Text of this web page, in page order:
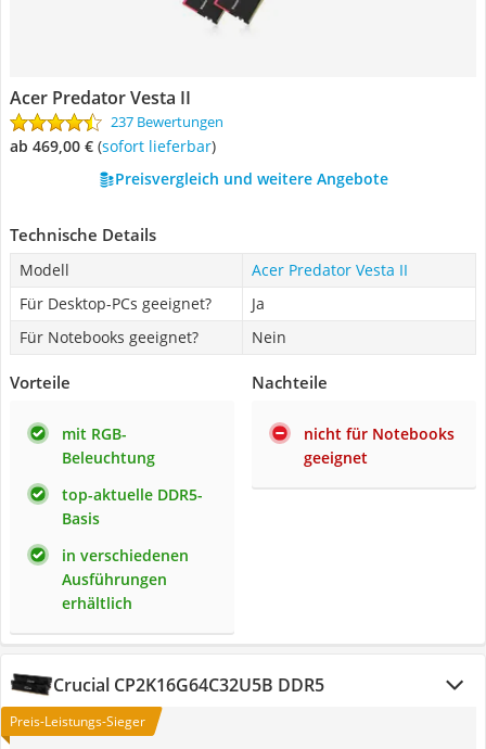
Acer Predator Vesta II
237 Bewertungen
ab 469,00 € ( Sofort lieferbar)
Preisvergleich und weitere Angebote
Technische Details
Modell
Acer Predator Vesta II
Für Desktop-PCs geeignet?
Ja
Für Notebooks geeignet?
Nein
Vorteile
mit RGB-
Beleuchtung
top-aktuelle DDR5-
Basis
in verschiedenen
Ausführungen
erhältlich
Nachteile
nicht für Notebooks
geeignet
Crucial CP2K16G64C32U5B DDR5
Preis-Leistungs-Sieger